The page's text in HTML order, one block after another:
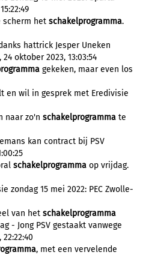
scherm het schakelprogramma.
hattrick Jesper Uneken
oktober 2023, 13:03:54
gekeken, maar even los
en wil in gesprek met Eredivisie
naar zo'n schakelprogramma te
kan contract bij PSV
schakelprogramma op vrijdag.
zondag 15 mei 2022: PEC Zwolle-
van het schakelprogramma
- Jong PSV gestaakt vanwege
, met een vervelende